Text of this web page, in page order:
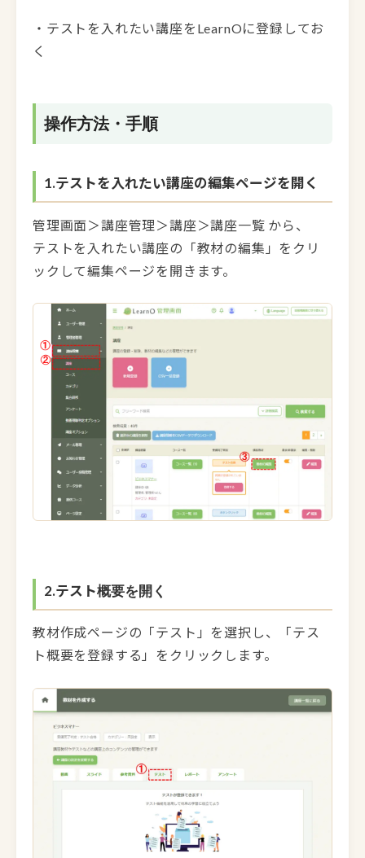
・テストを入れたい講座をLearnOに登録してお
く
操作方法・手順
1.テストを入れたい講座の編集ページを開く
管理画面＞講座管理＞講座＞講座一覧 から、
テストを入れたい講座の「教材の編集」をクリ
ックして編集ページを開きます。
2.テスト概要を開く
教材作成ページの「テスト」を選択し、「テス
ト概要を登録する」をクリックします。